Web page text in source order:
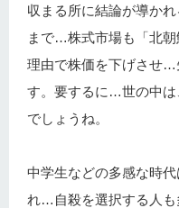
収まる所に結論が導か
まで…株式市場も「北
理由で株価を下げさせ…
す。要するに…世の中は
でしょうね。
中学生などの多感な時
れ…自殺を選択する人